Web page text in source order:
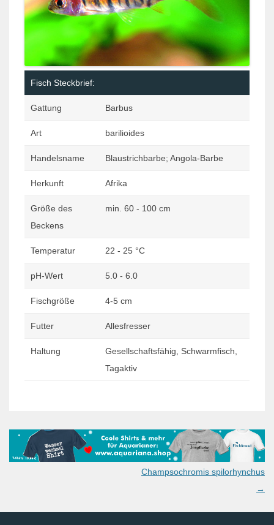
Fisch Steckbrief:
Gattung Barbus
Art barilioides
Handelsname Blaustrichbarbe; Angola-Barbe
Herkunft Afrika
Größe des
Beckens
min. 60 - 100 cm
Temperatur 22 - 25 °C
pH-Wert 5.0 - 6.0
Fischgröße 4-5 cm
Futter Allesfresser
Haltung
Gesellschaftsfähig, Schwarmfisch,
Tagaktiv
Champsochromis spilorhynchus
→